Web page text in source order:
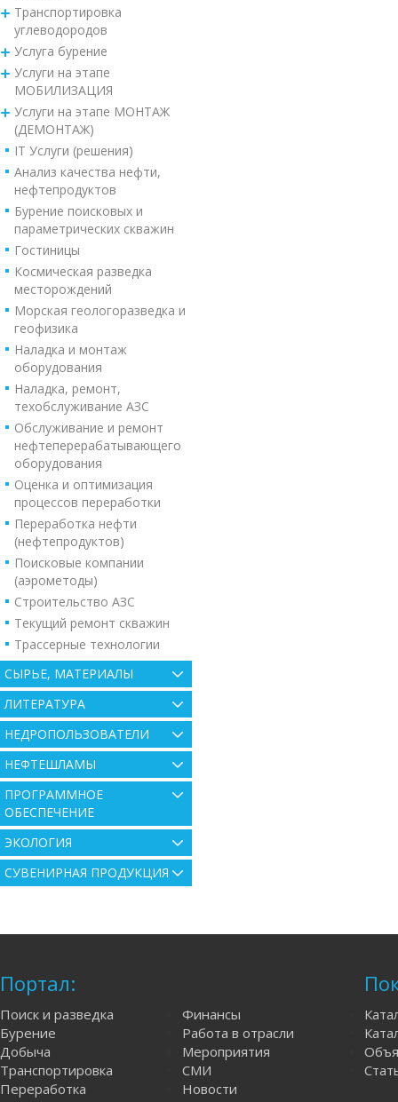
Транспортировка
углеводородов
Услуга бурение
Услуги на этапе
МОБИЛИЗАЦИЯ
Услуги на этапе МОНТАЖ
(ДЕМОНТАЖ)
IT Услуги (решения)
Анализ качества нефти,
нефтепродуктов
Бурение поисковых и
параметрических скважин
Гостиницы
Космическая разведка
месторождений
Морская геологоразведка и
геофизика
Наладка и монтаж
оборудования
Наладка, ремонт,
техобслуживание АЗС
Обслуживание и ремонт
нефтеперерабатывающего
оборудования
Оценка и оптимизация
процессов переработки
Переработка нефти
(нефтепродуктов)
Поисковые компании
(аэрометоды)
Строительство АЗС
Текущий ремонт скважин
Трассерные технологии
СЫРЬЕ, МАТЕРИАЛЫ
ЛИТЕРАТУРА
НЕДРОПОЛЬЗОВАТЕЛИ
НЕФТЕШЛАМЫ
ПРОГРАММНОЕ
ОБЕСПЕЧЕНИЕ
ЭКОЛОГИЯ
СУВЕНИРНАЯ ПРОДУКЦИЯ
Портал:
Поиск и разведка
Бурение
Добыча
Транспортировка
Переработка
Финансы
Работа в отрасли
Мероприятия
СМИ
Новости